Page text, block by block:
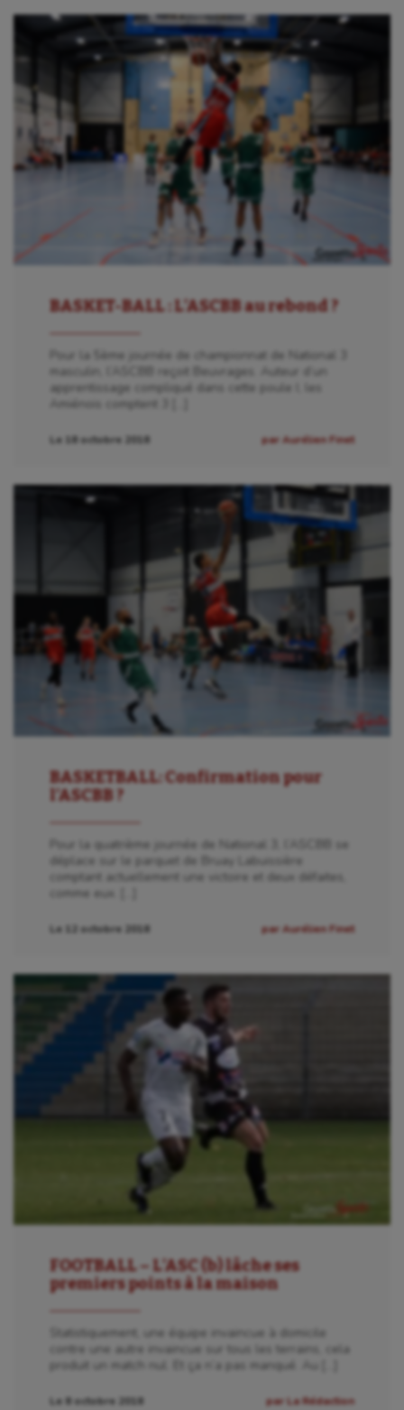
BASKET-BALL : L’ASCBB au rebond ?
Pour la 5ème journée de championnat de National 3
masculin, l’ASCBB reçoit Beuvrages. Auteur d’un
apprentissage compliqué dans cette poule I, les
Amiénois comptent 3 […]
Le 18 octobre 2018 par Aurélien Finet
BASKETBALL: Confirmation pour
l’ASCBB ?
Pour la quatrième journée de National 3, l’ASCBB se
déplace sur le parquet de Bruay Labuissière
comptant actuellement une victoire et deux défaites,
comme eux. […]
Le 12 octobre 2018 par Aurélien Finet
FOOTBALL – L’ASC (b) lâche ses
premiers points à la maison
Statistiquement, une équipe invaincue à domicile
contre une autre invaincue sur tous les terrains, cela
produit un match nul. Et ça n’a pas manqué. Au […]
Le 8 octobre 2018 par La Rédaction